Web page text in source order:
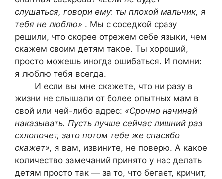
слушаться, говори ему: ты плохой мальчик, я
тебя не люблю» . Мы с соседкой сразу
решили, что скорее отрежем себе языки, чем
скажем своим детям такое. Ты хороший,
просто можешь иногда ошибаться. И помни:
я люблю тебя всегда.
И если вы мне скажете, что ни разу в
жизни не слышали от более опытных мам в
свой или чей-либо адрес: «Срочно начинай
наказывать. Пусть лучше сейчас лишний раз
схлопочет, зато потом тебе же спасибо
скажет», я вам, извините, не поверю. А какое
количество замечаний принято у нас делать
детям просто так — за то, что бегает, кричит,